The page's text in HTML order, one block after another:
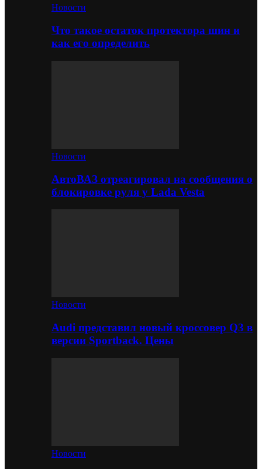
Новости
Что такое остаток протектора шин и
как его определить
Новости
АвтоВАЗ отреагировал на сообщения о
блокировке руля у Lada Vesta
Новости
Audi представил новый кроссовер Q3 в
версии Sportback. Цены
Новости